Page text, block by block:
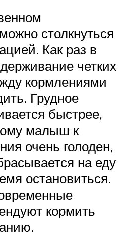
столкнуться
Как раз в
четких
кормлениями
Грудное
быстрее,
малыш к
очень голоден,
на еду
остановиться.
кормить